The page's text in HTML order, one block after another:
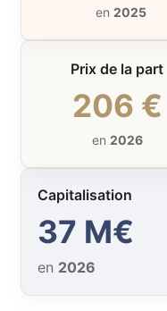
en 2025
Prix de la part
206 €
en 2026
Capitalisation
37 M€
en 2026